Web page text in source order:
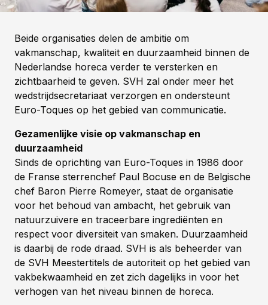
Beide organisaties delen de ambitie om
vakmanschap, kwaliteit en duurzaamheid binnen de
Nederlandse horeca verder te versterken en
zichtbaarheid te geven. SVH zal onder meer het
wedstrijdsecretariaat verzorgen en ondersteunt
Euro-Toques op het gebied van communicatie.
Gezamenlijke visie op vakmanschap en
duurzaamheid
Sinds de oprichting van Euro-Toques in 1986 door
de Franse sterrenchef Paul Bocuse en de Belgische
chef Baron Pierre Romeyer, staat de organisatie
voor het behoud van ambacht, het gebruik van
natuurzuivere en traceerbare ingrediënten en
respect voor diversiteit van smaken. Duurzaamheid
is daarbij de rode draad. SVH is als beheerder van
de SVH Meestertitels de autoriteit op het gebied van
vakbekwaamheid en zet zich dagelijks in voor het
verhogen van het niveau binnen de horeca.